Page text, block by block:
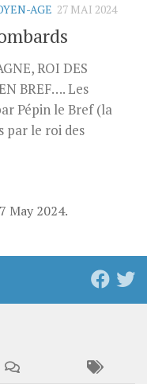
AGE 27 MAI 2024
ROI DES
BREF…. Les
Pépin le Bref (la
par le roi des
May 2024.